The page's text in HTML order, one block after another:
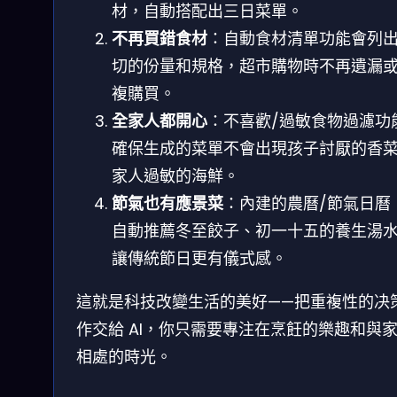
材，自動搭配出三日菜單。
不再買錯食材 ：自動食材清單功能會列
切的份量和規格，超市購物時不再遺漏
複購買。
全家人都開心 ：不喜歡/過敏食物過濾功
確保生成的菜單不會出現孩子討厭的香
家人過敏的海鮮。
節氣也有應景菜：內建的農曆/節氣日曆
自動推薦冬至餃子、初一十五的養生湯
讓傳統節日更有儀式感。
這就是科技改變生活的美好——把重複性的决
作交給 AI，你只需要專注在烹飪的樂趣和與
相處的時光。